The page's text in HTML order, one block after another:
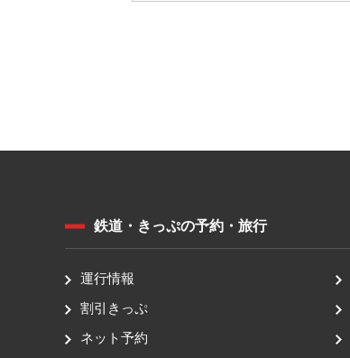
鉄道・きっぷの予約・旅行
運行情報
割引きっぷ
ネット予約